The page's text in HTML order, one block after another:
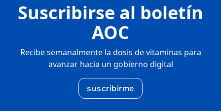
Suscribirse al boletín
AOC
Recibe semanalmente la dosis de vitaminas para
avanzar hacia un gobierno digital
suscribirme